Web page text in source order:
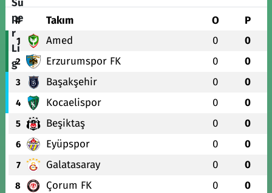
# Takım O P
1 Amed 0 0
2 Erzurumspor FK 0 0
3 Başakşehir 0 0
4 Kocaelispor 0 0
5 Beşiktaş 0 0
6 Eyüpspor 0 0
7 Galatasaray 0 0
8 Çorum FK 0 0